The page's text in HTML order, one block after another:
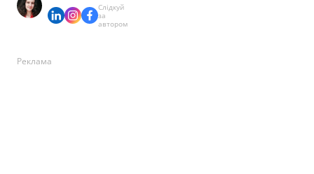
Слідкуй
за
автором
Реклама